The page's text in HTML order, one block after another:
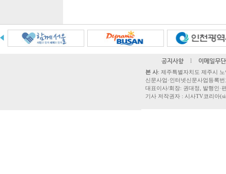
공지사항 l 이메일무
본 사: 제주특별자치도 제주시
신문사업·인터넷신문사업등록
대표이사/회장: 권대정, 발행인·
기사 저작권자 : 시사TV코리아